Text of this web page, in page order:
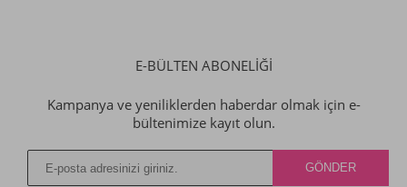
E-BÜLTEN ABONELİĞİ
Kampanya ve yeniliklerden haberdar olmak için e-
bültenimize kayıt olun.